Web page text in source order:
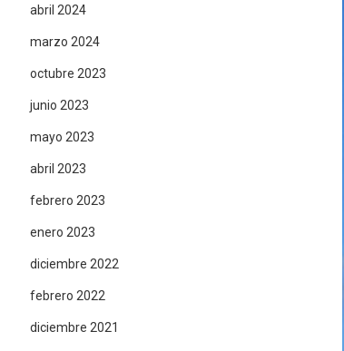
abril 2024
marzo 2024
octubre 2023
junio 2023
mayo 2023
abril 2023
febrero 2023
enero 2023
diciembre 2022
febrero 2022
diciembre 2021